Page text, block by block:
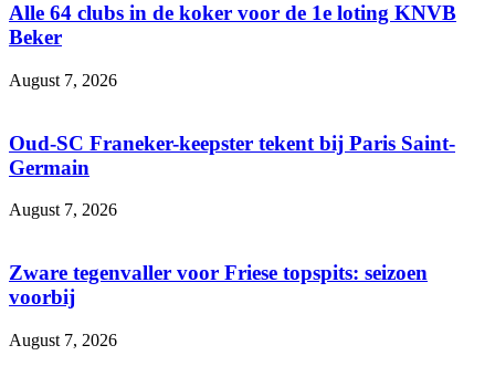
Alle 64 clubs in de koker voor de 1e loting KNVB
Beker
August 7, 2026
Oud-SC Franeker-keepster tekent bij Paris Saint-
Germain
August 7, 2026
Zware tegenvaller voor Friese topspits: seizoen
voorbij
August 7, 2026